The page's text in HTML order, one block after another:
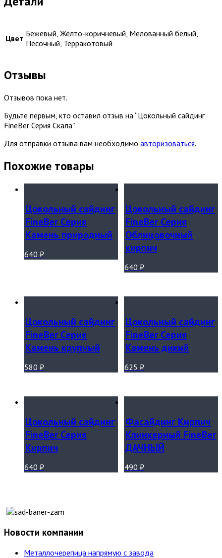
Цвет Бежевый, Жёлто-коричневый, Мелованный белый,
Песочный, Терракотовый
Отзывы
Отзывов пока нет.
Будьте первым, кто оставил отзыв на “Цокольный сайдинг
FineBer Серия Скала”
Для отправки отзыва вам необходимо авторизоваться.
Похожие товары
Цокольный сайдинг
FineBer Серия
Камень природный
640 ₽
Цокольный сайдинг
FineBer Серия
Облицовочный
кирпич
640 ₽
Цокольный сайдинг
FineBer Серия
Камень крупный
580 ₽
Цокольный сайдинг
FineBer Серия
Камень дикий
625 ₽
Цокольный сайдинг
FineBer Серия
Кирпич
640 ₽
Фасайдинг Кирпич
Клинкерный FineBer
ДАЧНЫЙ
490 ₽
Новости компании
Металлочерепица напрямую с завода